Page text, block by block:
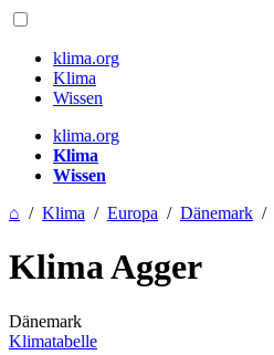
klima.org
Klima
Wissen
klima.org
Klima
Wissen
⌂ / Klima / Europa / Dänemark /
Klima Agger
Dänemark
Klimatabelle